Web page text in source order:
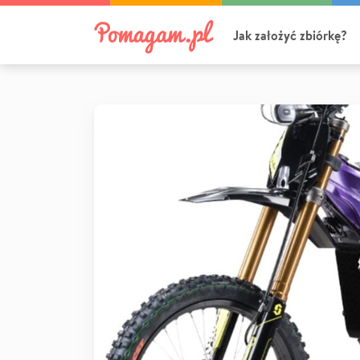
Jak założyć zbiórkę?